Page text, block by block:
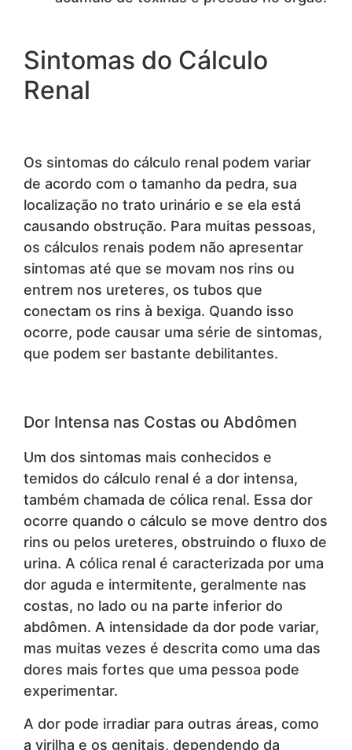
Sintomas do Cálculo
Renal
Os sintomas do cálculo renal podem variar
de acordo com o tamanho da pedra, sua
localização no trato urinário e se ela está
causando obstrução. Para muitas pessoas,
os cálculos renais podem não apresentar
sintomas até que se movam nos rins ou
entrem nos ureteres, os tubos que
conectam os rins à bexiga. Quando isso
ocorre, pode causar uma série de sintomas,
que podem ser bastante debilitantes.
Dor Intensa nas Costas ou Abdômen
Um dos sintomas mais conhecidos e
temidos do cálculo renal é a dor intensa,
também chamada de cólica renal. Essa dor
ocorre quando o cálculo se move dentro dos
rins ou pelos ureteres, obstruindo o fluxo de
urina. A cólica renal é caracterizada por uma
dor aguda e intermitente, geralmente nas
costas, no lado ou na parte inferior do
abdômen. A intensidade da dor pode variar,
mas muitas vezes é descrita como uma das
dores mais fortes que uma pessoa pode
experimentar.
A dor pode irradiar para outras áreas, como
a virilha e os genitais, dependendo da